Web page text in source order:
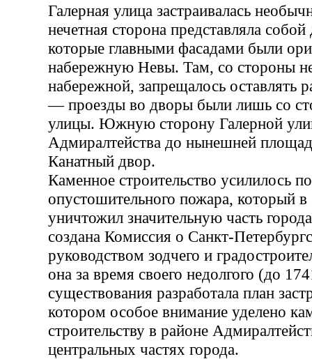
Галерная улица застраивалась
нечетная сторона представляла
которые главными фасадами были
набережную Невы. Там, со стороны
набережной, запрещалось оставлять
— проезды во дворы были лишь со
улицы. Южную сторону Галерной
Адмиралтейства до нынешней
Канатный двор.
Каменное строительство усилилось
опустошительного пожара, который в
уничтожил значительную часть
создана Комиссия о Санкт-
руководством зодчего и
она за время своего недолгого (до
существования разработала план
котором особое внимание уделено
строительству в районе
центральных частях города.